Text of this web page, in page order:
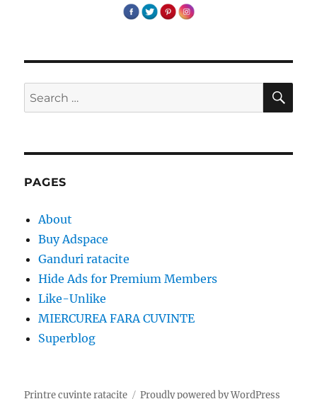
Search
for:
PAGES
About
Buy Adspace
Ganduri ratacite
Hide Ads for Premium Members
Like-Unlike
MIERCUREA FARA CUVINTE
Superblog
Printre cuvinte ratacite Proudly powered by WordPress